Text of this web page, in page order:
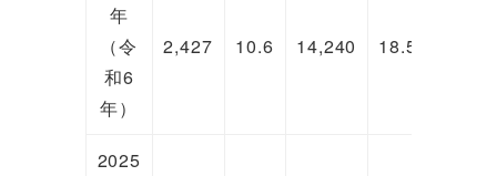
年
（令
和6
年）
2,427 10.6 14,240 18.5
2025